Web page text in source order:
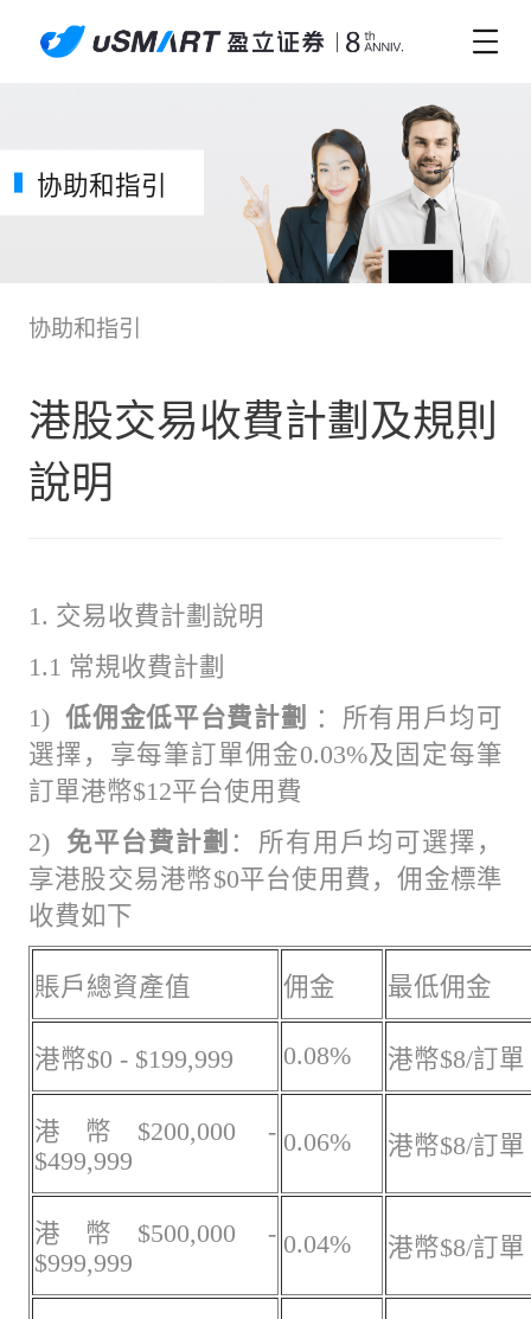
协助和指引
协助和指引
港股交易收費計劃及規則
說明
1. 交易收費計劃說明
1.1 常規收費計劃
1)低佣金低平台費計劃
：所有用戶均可
選擇，享每筆訂單佣金0.03%及固定每筆
訂單港幣$12平台使用費
2) 免平台費計劃 ：所有用戶均可選擇，
享港股交易港幣$0平台使用費，佣金標準
收費如下
賬戶總資產值 佣金 最低佣金
港幣$0 - $199,999 0.08% 港幣$8/訂單
港幣$200,000 -
$499,999
0.06% 港幣$8/訂單
港幣$500,000 -
$999,999
0.04% 港幣$8/訂單